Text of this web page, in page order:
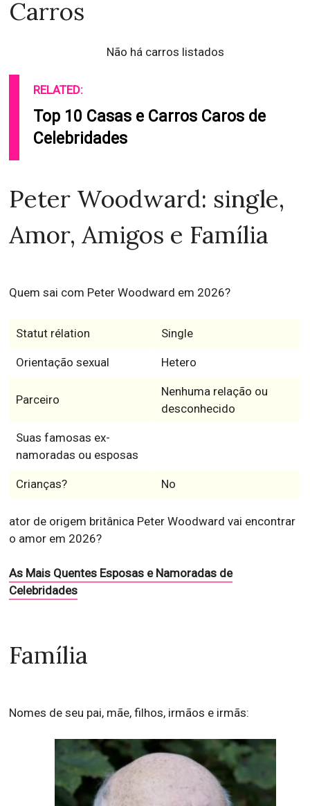
Carros
Não há carros listados
RELATED:
Top 10 Casas e Carros Caros de
Celebridades
Peter Woodward: single,
Amor, Amigos e Família
Quem sai com Peter Woodward em 2026?
Statut rélation Single
Orientação sexual Hetero
Parceiro
Nenhuma relação ou
desconhecido
Suas famosas ex-
namoradas ou esposas
Crianças? No
ator de origem britânica Peter Woodward vai encontrar
o amor em 2026?
As Mais Quentes Esposas e Namoradas de
Celebridades
Família
Nomes de seu pai, mãe, filhos, irmãos e irmãs: